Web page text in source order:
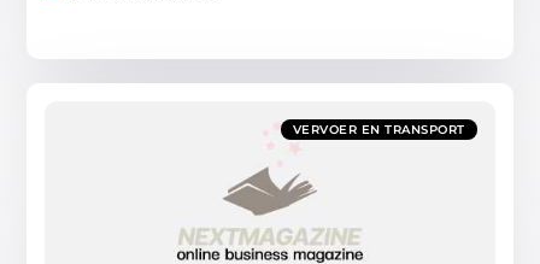
VERVOER EN TRANSPORT